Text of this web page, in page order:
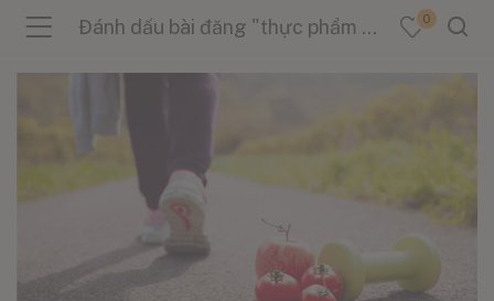
(Sản Phẩm )
Đánh dấu bài đăng "thực phẩm tốt cho sức khỏe" 0